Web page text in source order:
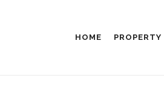
HOME PROPERTY